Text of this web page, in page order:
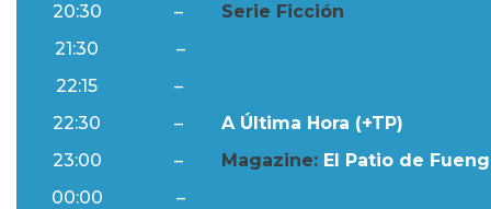
20:30 –
Serie Ficción
21:30
–
22:15
–
22:30
–
A Última Hora (+TP)
23:00
– Magazine: El Patio de
00:00
–